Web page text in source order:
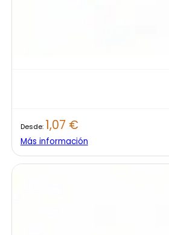
Desde: 1,07 €
Más información